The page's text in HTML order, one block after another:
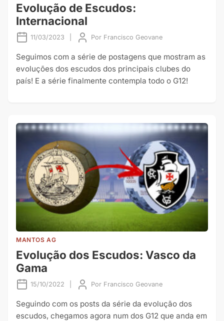
Evolução de Escudos:
Internacional
11/03/2023 Por Francisco Geovane
Seguimos com a série de postagens que mostram as
evoluções dos escudos dos principais clubes do
país! E a série finalmente contempla todo o G12!
MANTOS AG
Evolução dos Escudos: Vasco da
Gama
15/10/2022 Por Francisco Geovane
Seguindo com os posts da série da evolução dos
escudos, chegamos agora num dos G12 que anda em